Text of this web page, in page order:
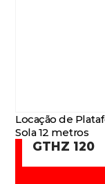
Locação de
Sola 12 metros
GTHZ 120